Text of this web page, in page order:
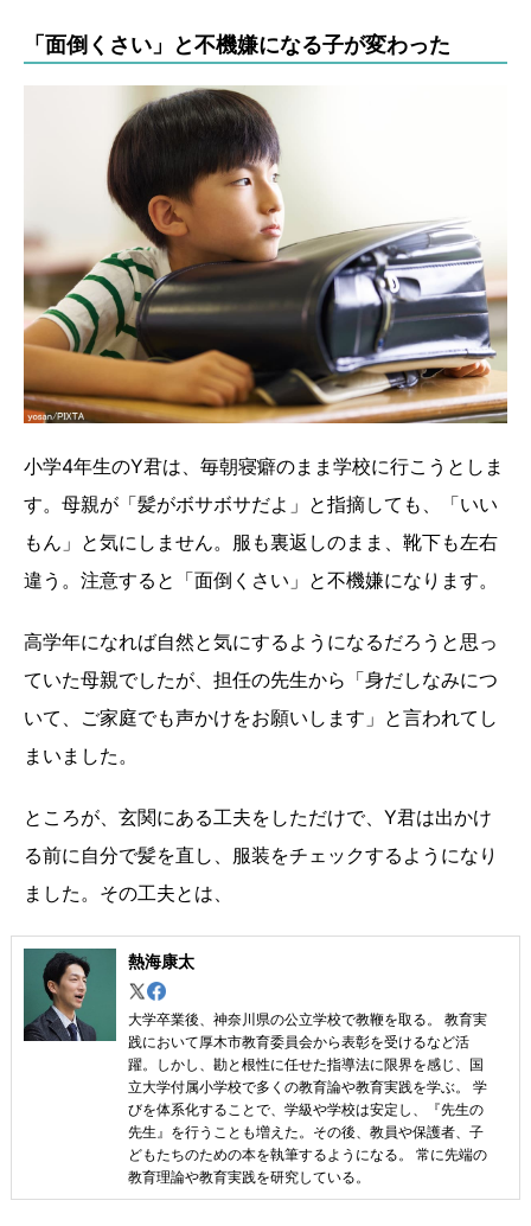
「面倒くさい」と不機嫌になる子が変わった
小学4年生のY君は、毎朝寝癖のまま学校に行こうとしま
す。母親が「髪がボサボサだよ」と指摘しても、「いい
もん」と気にしません。服も裏返しのまま、靴下も左右
違う。注意すると「面倒くさい」と不機嫌になります。
高学年になれば自然と気にするようになるだろうと思っ
ていた母親でしたが、担任の先生から「身だしなみにつ
いて、ご家庭でも声かけをお願いします」と言われてし
まいました。
ところが、玄関にある工夫をしただけで、Y君は出かけ
る前に自分で髪を直し、服装をチェックするようになり
ました。その工夫とは、
熱海康太
大学卒業後、神奈川県の公立学校で教鞭を取る。 教育実
践において厚木市教育委員会から表彰を受けるなど活
躍。しかし、勘と根性に任せた指導法に限界を感じ、国
立大学付属小学校で多くの教育論や教育実践を学ぶ。 学
びを体系化することで、学級や学校は安定し、『先生の
先生』を行うことも増えた。その後、教員や保護者、子
どもたちのための本を執筆するようになる。 常に先端の
教育理論や教育実践を研究している。